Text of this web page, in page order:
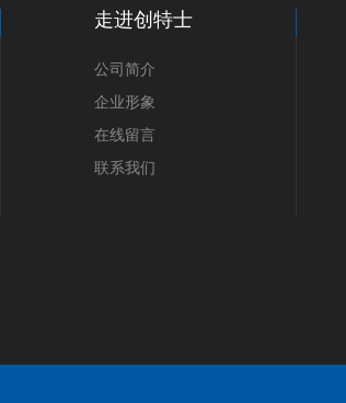
走进创特士
公司简介
企业形象
在线留言
联系我们